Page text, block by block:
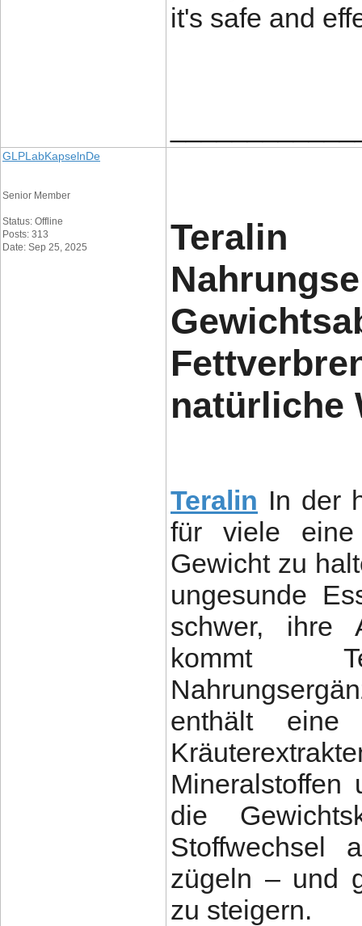
it's safe and
GLPLabKapselnDe
Senior Member
Status: Offline
Posts: 313
Date: Sep 25, 2025
Teralin
natürliche
Teralin In der
für viele eine
Gewicht zu
ungesunde
schwer, ihre
kommt
enthält eine
Mineralstoffen
die
Stoffwechsel
zügeln – und
zu steigern.